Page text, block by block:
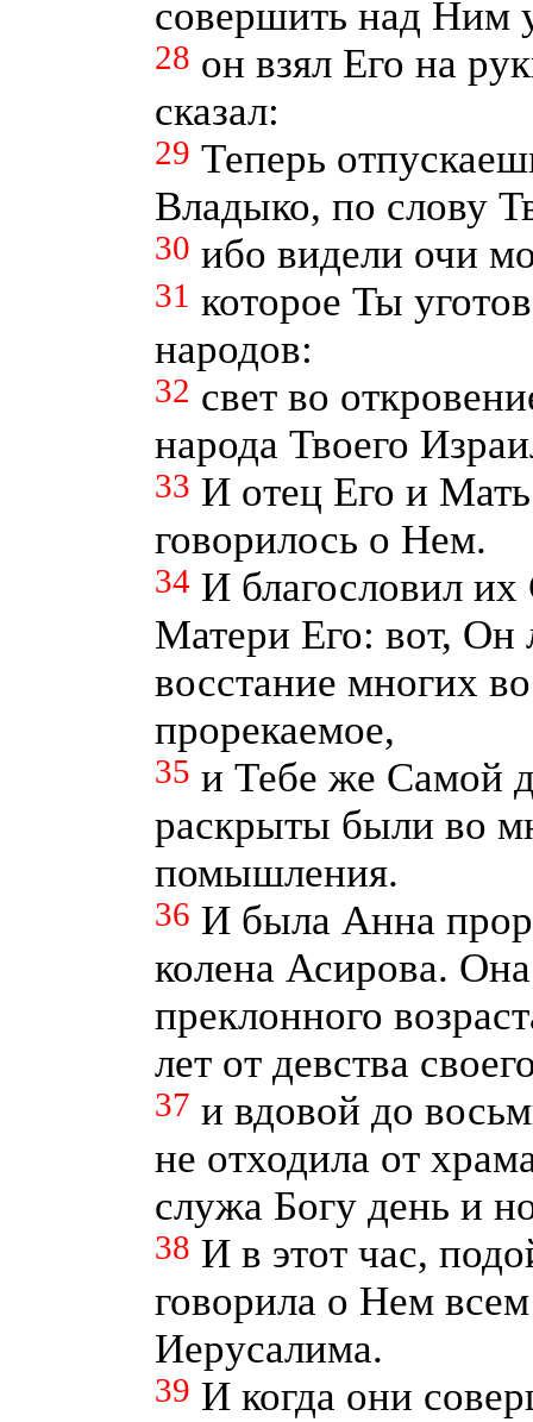
совершить над Ним
28 он взял Его на
сказал:
29 Теперь
Владыко, по слову
30 ибо видели очи
31 которое Ты
народов:
32 свет во
народа Твоего
33 И отец Его и
говорилось о Нем.
34 И благословил
Матери Его: вот, Он
восстание многих
прорекаемое,
35 и Тебе же Самой
раскрыты были во
помышления.
36 И была Анна
колена Асирова.
преклонного
лет от девства
37 и вдовой до
не отходила от
служа Богу день и
38 И в этот час,
говорила о Нем
Иерусалима.
39 И когда они